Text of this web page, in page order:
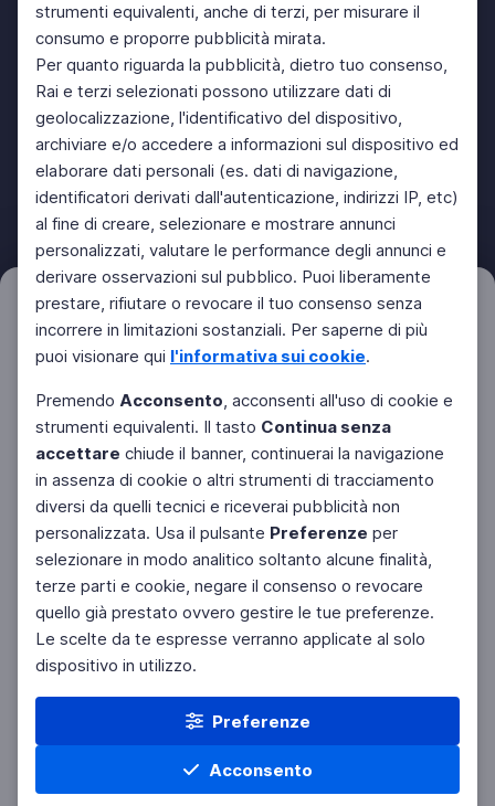
strumenti equivalenti, anche di terzi, per misurare il
consumo e proporre pubblicità mirata.
Per quanto riguarda la pubblicità, dietro tuo consenso,
Rai e terzi selezionati possono utilizzare dati di
geolocalizzazione, l'identificativo del dispositivo,
archiviare e/o accedere a informazioni sul dispositivo ed
elaborare dati personali (es. dati di navigazione,
identificatori derivati dall'autenticazione, indirizzi IP, etc)
al fine di creare, selezionare e mostrare annunci
personalizzati, valutare le performance degli annunci e
derivare osservazioni sul pubblico. Puoi liberamente
prestare, rifiutare o revocare il tuo consenso senza
incorrere in limitazioni sostanziali. Per saperne di più
puoi visionare qui l'informativa sui cookie.
Premendo Acconsento, acconsenti all'uso di cookie e
strumenti equivalenti. Il tasto Continua senza
accettare chiude il banner, continuerai la navigazione
in assenza di cookie o altri strumenti di tracciamento
diversi da quelli tecnici e riceverai pubblicità non
personalizzata. Usa il pulsante Preferenze per
selezionare in modo analitico soltanto alcune finalità,
terze parti e cookie, negare il consenso o revocare
quello già prestato ovvero gestire le tue preferenze.
Le scelte da te espresse verranno applicate al solo
dispositivo in utilizzo.
Preferenze
Acconsento
Filtri